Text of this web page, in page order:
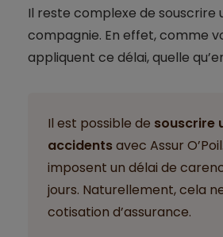
Il reste complexe de
compagnie. En effet, comme
appliquent ce délai, quelle
Il est possible de souscrire
accidentsavec Assur
imposent un délai de
jours. Naturellement, cela
cotisation d’assurance.